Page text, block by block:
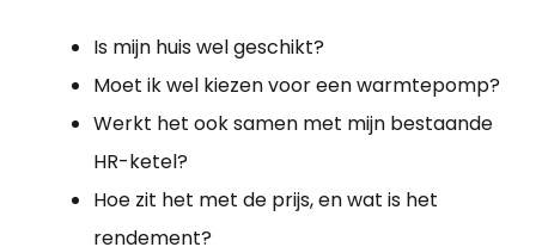
Is mijn huis wel geschikt?
Moet ik wel kiezen voor een warmtepomp?
Werkt het ook samen met mijn bestaande
HR-ketel?
Hoe zit het met de prijs, en wat is het
rendement?